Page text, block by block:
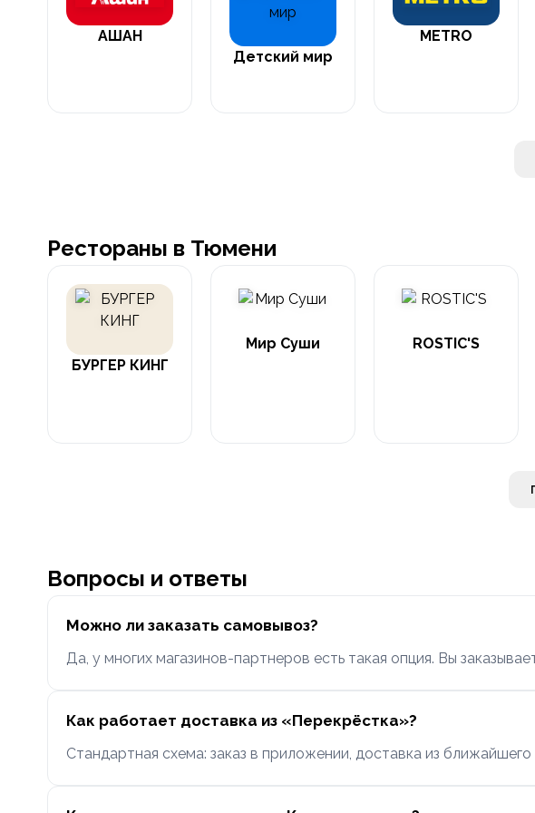
АШАН
Детский мир
METRO
Рестораны в Тюмени
БУРГЕР КИНГ
Мир Суши ROSTIC'S
Вопросы и ответы
Можно ли заказать самовывоз?
Да, у многих магазинов-партнеров есть такая опция. Вы
Как работает доставка из «Перекрёстка»?
Стандартная схема: заказ в приложении, доставка из ближайшего